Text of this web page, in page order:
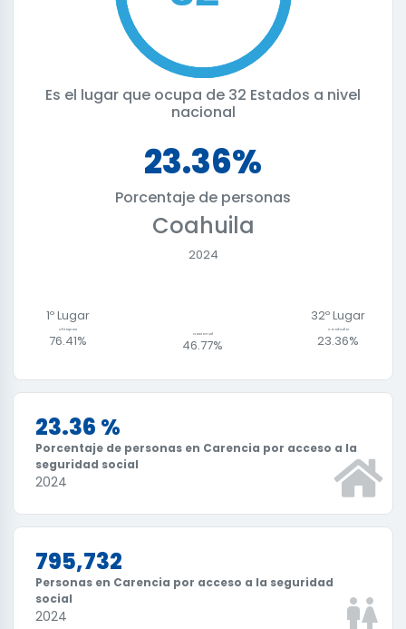
Es el lugar que ocupa de 32 Estados a nivel
nacional
23.36%
Porcentaje de personas
Coahuila
2024
1º Lugar
Chiapas
76.41% Nacional
46.77%
32º Lugar
Coahuila
23.36%
23.36 %
Porcentaje de personas en Carencia por acceso a la
seguridad social
2024
795,732
Personas en Carencia por acceso a la seguridad
social
2024